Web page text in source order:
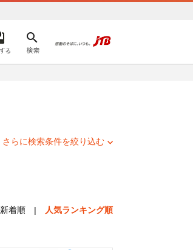
さらに検索条件を絞り込む
新着順 | 人気ランキング順